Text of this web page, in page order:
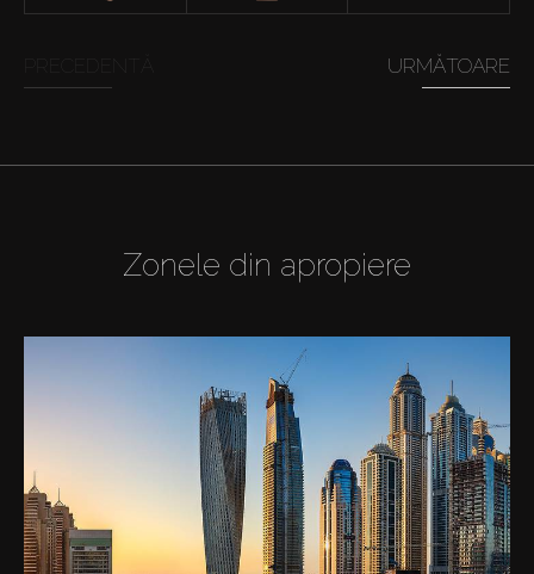
URMĂTOARE
Zonele din apropiere